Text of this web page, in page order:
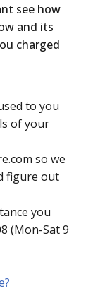
see how
and its
charged
to you
of your
so we
figure out
you
(Mon-Sat 9